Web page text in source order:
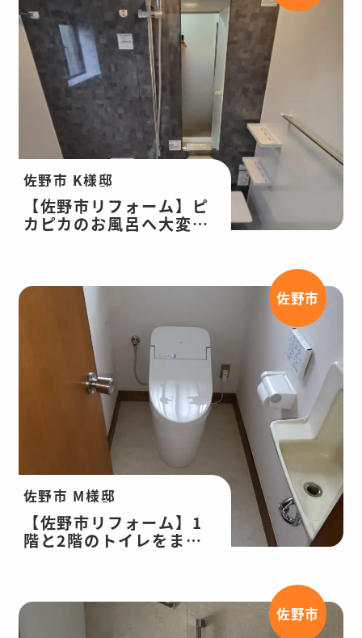
佐野市 K様邸
【佐野市リフォーム】ピ
カピカのお風呂へ大変
佐野市
佐野市 M様邸
【佐野市リフォーム】1
階と2階のトイレをまと
佐野市